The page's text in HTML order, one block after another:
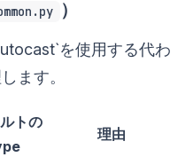
）
を使用する代わ
ます。
トの
理由